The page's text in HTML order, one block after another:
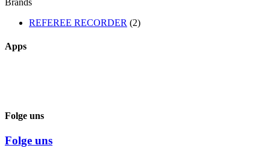
Brands
REFEREE RECORDER (2)
Apps
Folge uns
Folge uns